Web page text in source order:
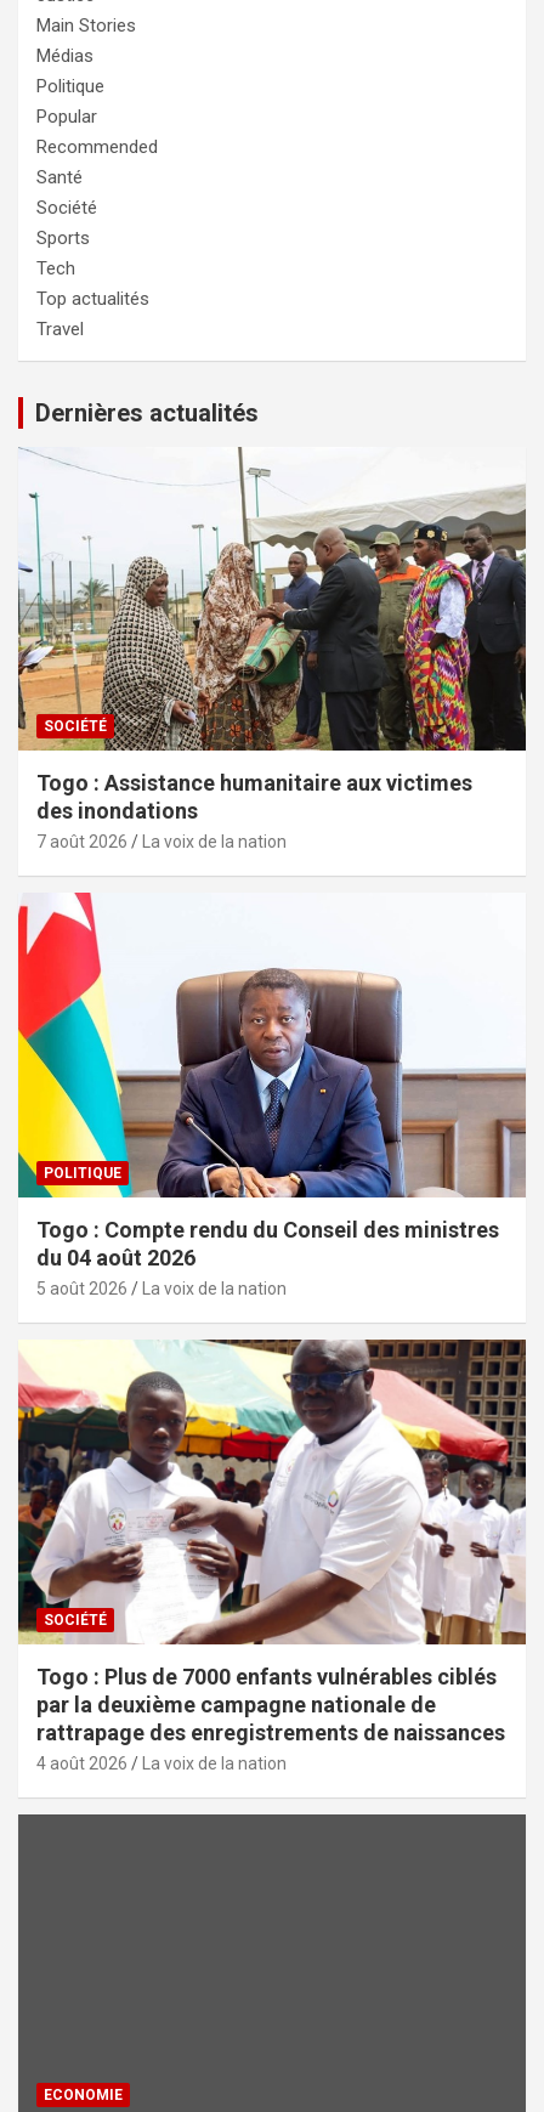
Main Stories
Médias
Politique
Popular
Recommended
Santé
Société
Sports
Tech
Top actualités
Travel
Dernières actualités
SOCIÉTÉ
Togo : Assistance humanitaire aux victimes
des inondations
7 août 2026 La voix de la nation
POLITIQUE
Togo : Compte rendu du Conseil des ministres
du 04 août 2026
5 août 2026 La voix de la nation
SOCIÉTÉ
Togo : Plus de 7000 enfants vulnérables ciblés
par la deuxième campagne nationale de
rattrapage des enregistrements de naissances
4 août 2026 La voix de la nation
ECONOMIE